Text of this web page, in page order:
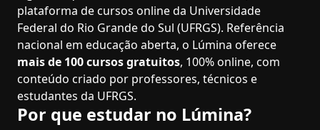
plataforma de cursos online da Universidade
Federal do Rio Grande do Sul (UFRGS). Referência
nacional em educação aberta, o Lúmina oferece
mais de 100 cursos gratuitos, 100% online, com
conteúdo criado por professores, técnicos e
estudantes da UFRGS.
Por que estudar no Lúmina?